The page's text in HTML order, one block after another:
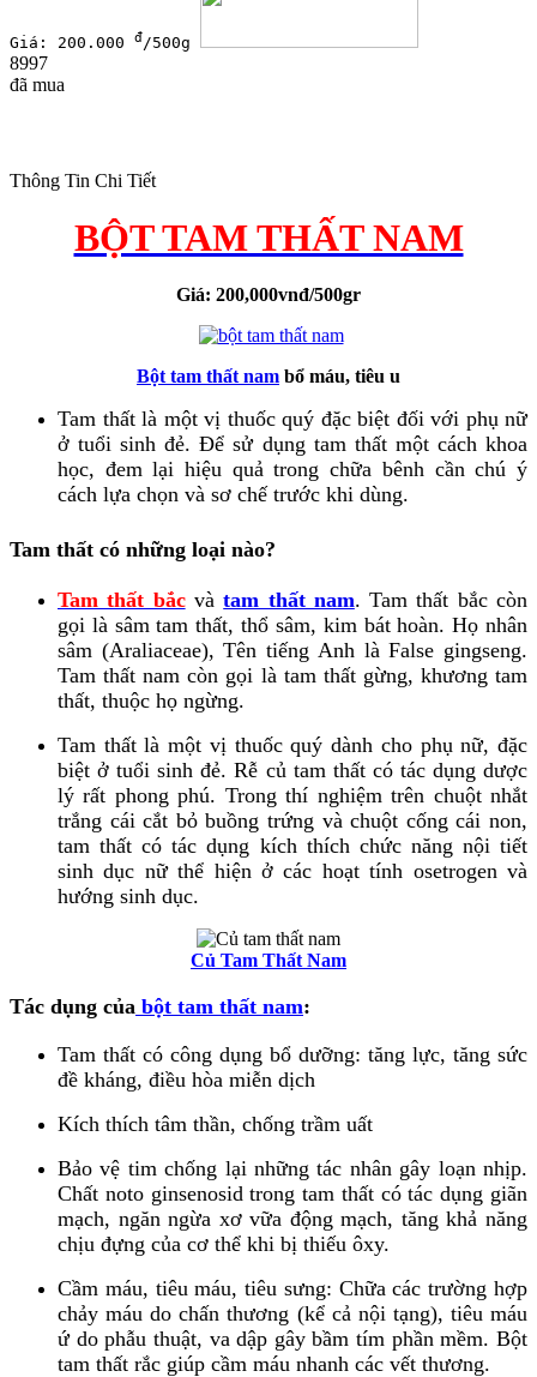
Giá: 200.000 đ/500g
8997
đã mua
Thông Tin Chi Tiết
BỘT TAM THẤT NAM
Giá: 200,000vnđ/500gr
Bột tam thất nam bổ máu, tiêu u
Tam thất là một vị thuốc quý đặc biệt đối với phụ nữ
ở tuổi sinh đẻ. Để sử dụng tam thất một cách khoa
học, đem lại hiệu quả trong chữa bênh cần chú ý
cách lựa chọn và sơ chế trước khi dùng.
Tam thất có những loại nào?
Tam thất bắcvàtam thất nam. Tam thất bắc còn
gọi là sâm tam thất, thổ sâm, kim bát hoàn. Họ nhân
sâm (Araliaceae), Tên tiếng Anh là False gingseng.
Tam thất nam còn gọi là tam thất gừng, khương tam
thất, thuộc họ ngừng.
Tam thất là một vị thuốc quý dành cho phụ nữ, đặc
biệt ở tuổi sinh đẻ. Rễ củ tam thất có tác dụng dược
lý rất phong phú. Trong thí nghiệm trên chuột nhắt
trắng cái cắt bỏ buồng trứng và chuột cống cái non,
tam thất có tác dụng kích thích chức năng nội tiết
sinh dục nữ thể hiện ở các hoạt tính osetrogen và
hướng sinh dục.
Củ Tam Thất Nam
Tác dụng của bột tam thất nam:
Tam thất có công dụng bổ dưỡng: tăng lực, tăng sức
đề kháng, điều hòa miễn dịch
Kích thích tâm thần, chống trầm uất
Bảo vệ tim chống lại những tác nhân gây loạn nhịp.
Chất noto ginsenosid trong tam thất có tác dụng giãn
mạch, ngăn ngừa xơ vữa động mạch, tăng khả năng
chịu đựng của cơ thể khi bị thiếu ôxy.
Cầm máu, tiêu máu, tiêu sưng: Chữa các trường hợp
chảy máu do chấn thương (kể cả nội tạng), tiêu máu
ứ do phẫu thuật, va dập gây bầm tím phần mềm. Bột
tam thất rắc giúp cầm máu nhanh các vết thương.